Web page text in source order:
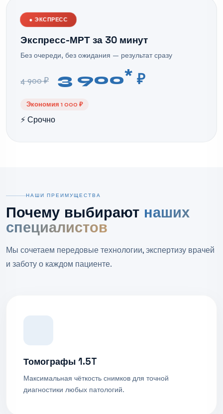
● ЭКСПРЕСС
Экспресс-МРТ за 30 минут
Без очереди, без ожидания — результат сразу
4 900 ₽ 3 900* ₽
Экономия 1 000 ₽
⚡ Срочно
НАШИ ПРЕИМУЩЕСТВА
Почему выбирают наших
специалистов
Мы сочетаем передовые технологии, экспертизу врачей
и заботу о каждом пациенте.
Томографы 1.5T
Максимальная чёткость снимков для точной
диагностики любых патологий.